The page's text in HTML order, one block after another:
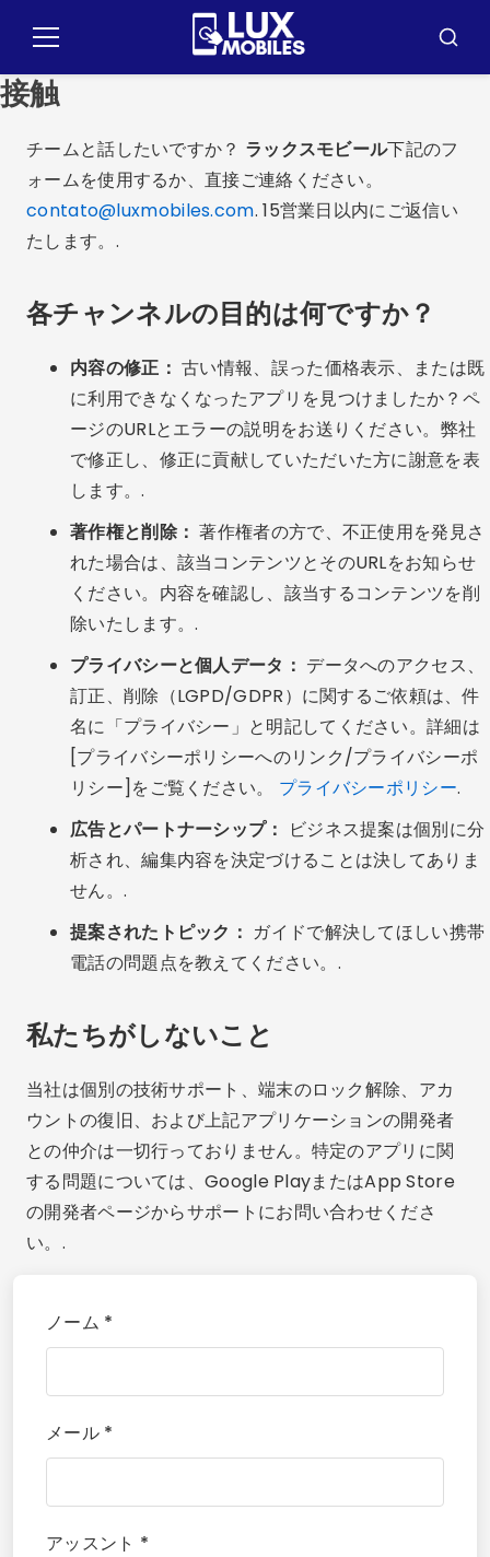
ン
メ
ュ
ー
ブ
接触
チームと話したいですか？ ラックスモビール下記のフ
ォームを使用するか、直接ご連絡ください。
contato@luxmobiles.com. 15営業日以内にご返信い
たします。.
各チャンネルの目的は何ですか？
内容の修正： 古い情報、誤った価格表示、または既
に利用できなくなったアプリを見つけましたか？ペ
ージのURLとエラーの説明をお送りください。弊社
で修正し、修正に貢献していただいた方に謝意を表
します。.
著作権と削除： 著作権者の方で、不正使用を発見さ
れた場合は、該当コンテンツとそのURLをお知らせ
ください。内容を確認し、該当するコンテンツを削
除いたします。.
プライバシーと個人データ： データへのアクセス、
訂正、削除（LGPD/GDPR）に関するご依頼は、件
名に「プライバシー」と明記してください。詳細は
[プライバシーポリシーへのリンク/プライバシーポ
リシー]をご覧ください。 プライバシーポリシー.
広告とパートナーシップ：
ビジネス提案は個別に分
析され、編集内容を決定づけることは決してありま
せん。.
提案されたトピック： ガイドで解決してほしい携帯
電話の問題点を教えてください。.
私たちがしないこと
当社は個別の技術サポート、端末のロック解除、アカ
ウントの復旧、および上記アプリケーションの開発者
との仲介は一切行っておりません。特定のアプリに関
する問題については、Google PlayまたはApp Store
の開発者ページからサポートにお問い合わせくださ
い。.
ノーム *
メール *
アッスント *